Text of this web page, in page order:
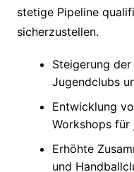
stetige Pipeline
sicherzustellen.
Steigerung
Jugendclubs
Entwicklung
Workshops für
Erhöhte
und